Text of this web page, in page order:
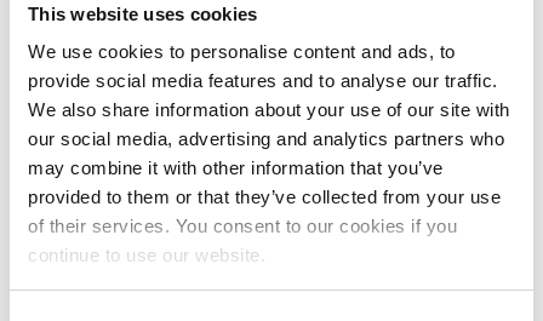
This website uses cookies
We use cookies to personalise content and ads, to
provide social media features and to analyse our traffic.
We also share information about your use of our site with
our social media, advertising and analytics partners who
may combine it with other information that you’ve
provided to them or that they’ve collected from your use
of their services. You consent to our cookies if you
continue to use our website.
Anche a ottobre proverò a imprimere con la mia voce
il “marchio” della trasparenza!
2 Ottobre, 2023 Non categorizzato More